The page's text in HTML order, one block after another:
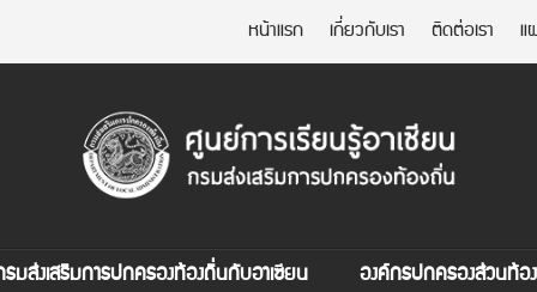
หน้าแรก เกี่ยวกับเรา ติดต่อเรา แ
มส่งเสริมการปกครองท้องถิ่นกับอาเซียน องค์กรปกครองส่วนท้อ